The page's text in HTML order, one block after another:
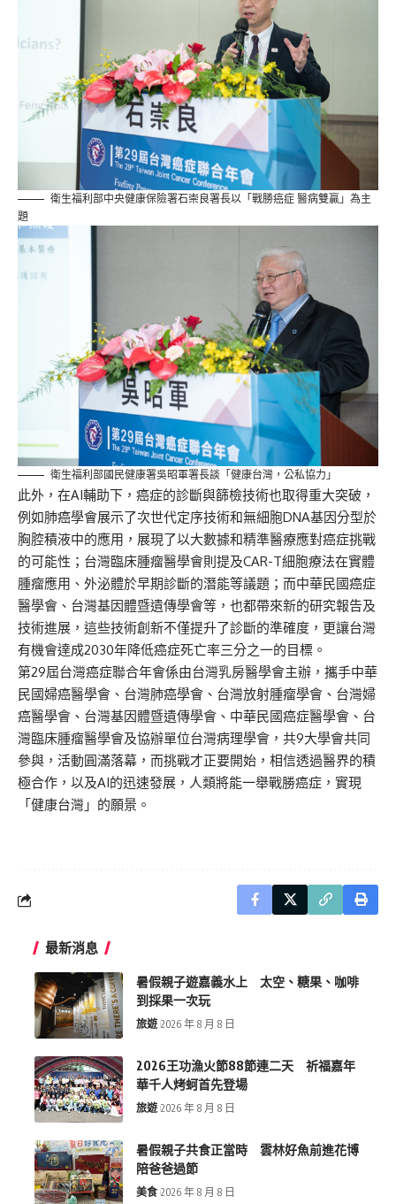
衛生福利部中央健康保險署石崇良署長以「戰勝癌症 醫病雙贏」為主
題
衛生福利部國民健康署吳昭軍署長談「健康台灣，公私協力」
此外，在AI輔助下，癌症的診斷與篩檢技術也取得重大突破，
例如肺癌學會展示了次世代定序技術和無細胞DNA基因分型於
胸腔積液中的應用，展現了以大數據和精準醫療應對癌症挑戰
的可能性；台灣臨床腫瘤醫學會則提及CAR-T細胞療法在實體
腫瘤應用、外泌體於早期診斷的潛能等議題；而中華民國癌症
醫學會、台灣基因體暨遺傳學會等，也都帶來新的研究報告及
技術進展，這些技術創新不僅提升了診斷的準確度，更讓台灣
有機會達成2030年降低癌症死亡率三分之一的目標。
第29屆台灣癌症聯合年會係由台灣乳房醫學會主辦，攜手中華
民國婦癌醫學會、台灣肺癌學會、台灣放射腫瘤學會、台灣婦
癌醫學會、台灣基因體暨遺傳學會、中華民國癌症醫學會、台
灣臨床腫瘤醫學會及協辦單位台灣病理學會，共9大學會共同
參與，活動圓滿落幕，而挑戰才正要開始，相信透過醫界的積
極合作，以及AI的迅速發展，人類將能一舉戰勝癌症，實現
「健康台灣」的願景。
最新消息
暑假親子遊嘉義水上 太空、糖果、咖啡
到採果一次玩
旅遊 2026 年 8 月 8 日
2026王功漁火節88節連二天 祈福嘉年
華千人烤蚵首先登場
旅遊 2026 年 8 月 8 日
暑假親子共食正當時 雲林好魚前進花博
陪爸爸過節
美食 2026 年 8 月 8 日